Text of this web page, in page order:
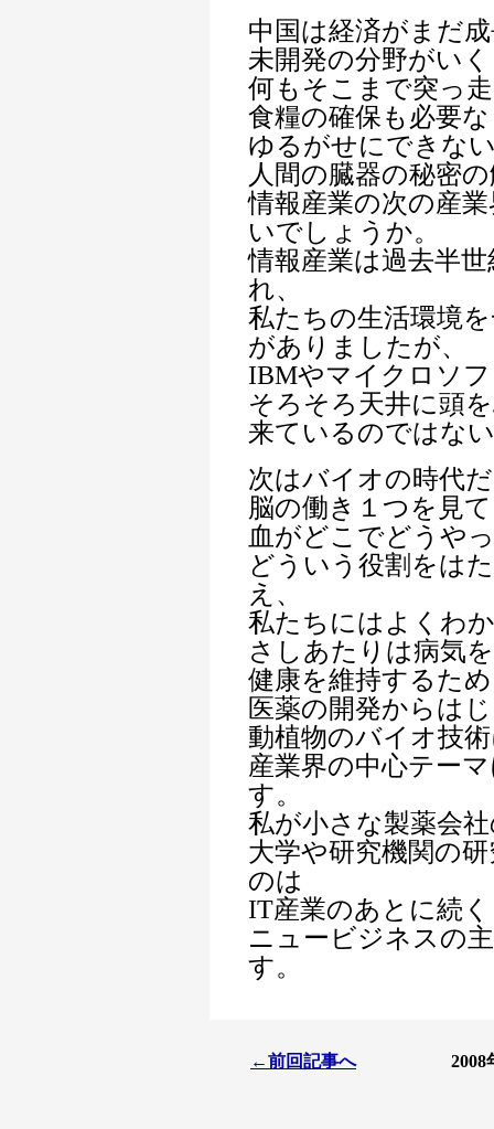
中国は経済がまだ
未開発の分野がい
何もそこまで突っ
食糧の確保も必要
ゆるがせにできな
人間の臓器の秘密
情報産業の次の産
いでしょうか。
情報産業は過去半
れ、
私たちの生活環境
がありましたが、
IBMやマイクロソ
そろそろ天井に頭
来ているのではな
次はバイオの時代
脳の働き１つを見
血がどこでどうや
どういう役割をは
え、
私たちにはよくわ
さしあたりは病気
健康を維持するた
医薬の開発からは
動植物のバイオ技
産業界の中心テー
す。
私が小さな製薬会
大学や研究機関の
のは
IT産業のあとに続く
ニュービジネスの
す。
←前回記事へ 2008